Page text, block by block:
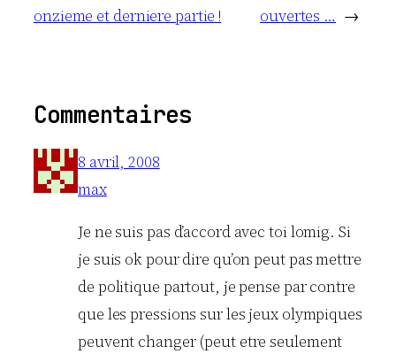
onzieme et derniere partie !
ouvertes … →
Commentaires
8 avril, 2008
max
Je ne suis pas d’accord avec toi lomig. Si
je suis ok pour dire qu’on peut pas mettre
de politique partout, je pense par contre
que les pressions sur les jeux olympiques
peuvent changer (peut etre seulement